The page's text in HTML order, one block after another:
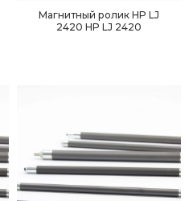
Магнитный ролик HP LJ
2420 HP LJ 2420